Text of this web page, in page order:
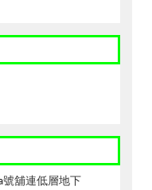
舖連低層地下